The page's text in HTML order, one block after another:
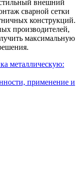
стильный внешний
сварной сетки
конструкций.
производителей,
максимальную
металлическую:
применение и